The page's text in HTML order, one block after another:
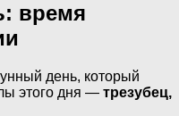
время
день, который
этого дня — трезубец,